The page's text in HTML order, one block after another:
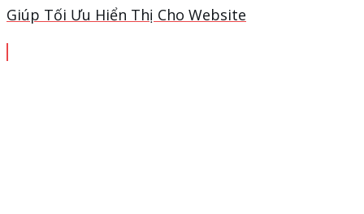
Giúp Tối Ưu Hiển Thị Cho Website